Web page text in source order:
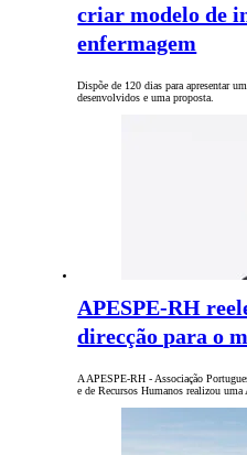
criar modelo de
enfermagem
Dispõe de 120 dias para apresentar
desenvolvidos e uma proposta.
APESPE-RH
direcção para o
A APESPE-RH - Associação
e de Recursos Humanos realizou